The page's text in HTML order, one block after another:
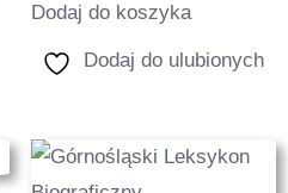
Dodaj do koszyka
Dodaj do ulubionych